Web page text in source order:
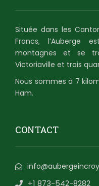
Située dans les
Francs, l’Auberge
montagnes et se
Victoriaville et trois
Nous sommes à 7
Ham.
CONTACT
+1 873-542-8282